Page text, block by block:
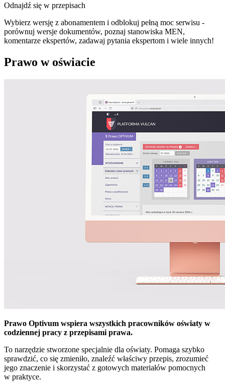
Odnajdź się w przepisach
Wybierz wersję z abonamentem i odblokuj pełną moc serwisu -
porównuj wersje dokumentów, poznaj stanowiska MEN,
komentarze ekspertów, zadawaj pytania ekspertom i wiele innych!
Prawo w oświacie
Prawo Optivum wspiera wszystkich pracowników oświaty w
codziennej pracy z przepisami prawa.
To narzędzie stworzone specjalnie dla oświaty. Pomaga szybko
sprawdzić, co się zmieniło, znaleźć właściwy przepis, zrozumieć
jego znaczenie i skorzystać z gotowych materiałów pomocnych
w praktyce.